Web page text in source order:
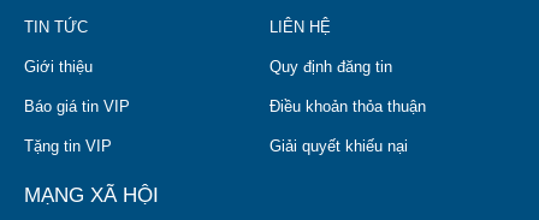
TIN TỨC
Giới thiệu
Báo giá tin VIP
Tặng tin VIP
LIÊN HỆ
Quy định đăng tin
Điều khoản thỏa thuận
Giải quyết khiếu nại
MẠNG XÃ HỘI